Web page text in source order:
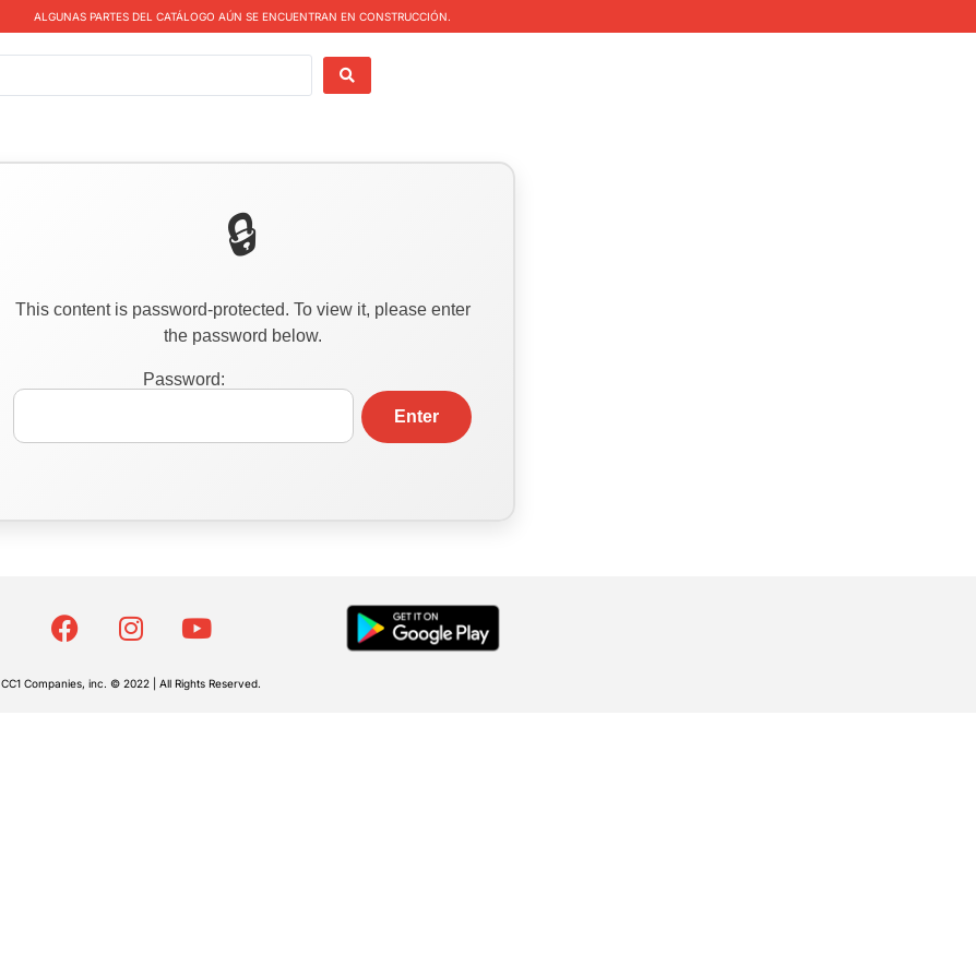
ALGUNAS PARTES DEL CATÁLOGO AÚN SE ENCUENTRAN EN CONSTRUCCIÓN.
This content is password-protected. To view it, please enter
the password below.
Password:
CC1 Companies, inc. © 2022 | All Rights Reserved.